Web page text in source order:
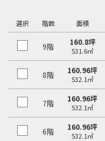
選択 階数 面積
9階 160.8坪
531.6㎡
8階 160.96坪
532.1㎡
7階 160.96坪
532.1㎡
6階 160.96坪
532.1㎡